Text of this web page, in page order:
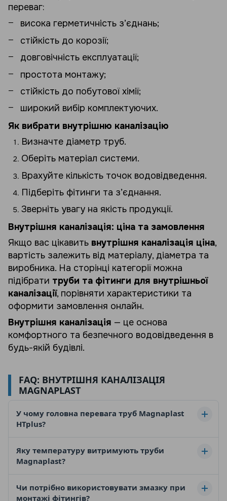
переваг:
висока герметичність з’єднань;
стійкість до корозії;
довговічність експлуатації;
простота монтажу;
стійкість до побутової хімії;
широкий вибір комплектуючих.
Як вибрати внутрішню каналізацію
Визначте діаметр труб.
Оберіть матеріал системи.
Врахуйте кількість точок водовідведення.
Підберіть фітинги та з’єднання.
Зверніть увагу на якість продукції.
Внутрішня каналізація: ціна та замовлення
Якщо вас цікавить внутрішня каналізація ціна,
вартість залежить від матеріалу, діаметра та
виробника. На сторінці категорії можна
підібрати труби та фітинги для внутрішньої
каналізації, порівняти характеристики та
оформити замовлення онлайн.
Внутрішня каналізація — це основа
комфортного та безпечного водовідведення в
будь-якій будівлі.
FAQ: ВНУТРІШНЯ КАНАЛІЗАЦІЯ
MAGNAPLAST
У чому головна перевага труб Magnaplast
HTplus?
виготовлені з
поліпропілену, стійкого до стоків з високою
акустичні властивості та оснащені
сантиметровою шкалою прямо на трубі для
Яку температуру витримують труби
Magnaplast?
Матеріал витримує постійну температуру стоків
до 90°C та короткочасні зливи (наприклад, з
Чи потрібно використовувати змазку при
монтажі фітингів?